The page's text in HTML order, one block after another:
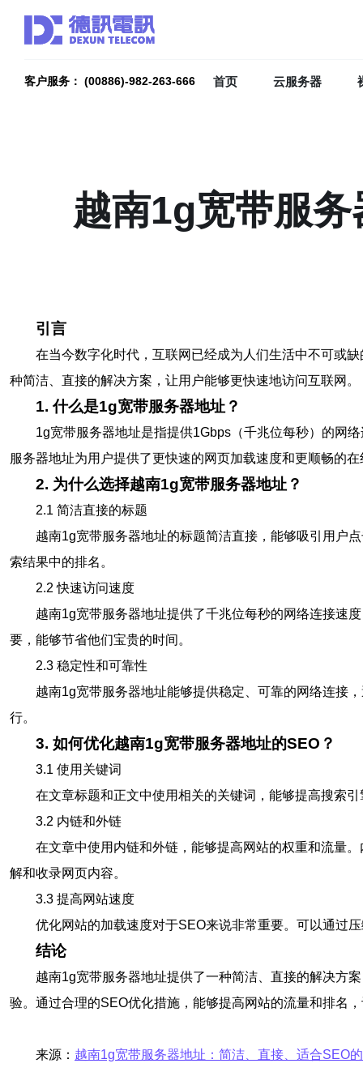
客户服务： (00886)-982-263-666 首页 云服务器
越南1g宽带服
引言
在当今数字化时代，互联网已经成为人们生活中不可或
种简洁、直接的解决方案，让用户能够更快速地访问互联网。
1. 什么是1g宽带服务器地址？
1g宽带服务器地址是指提供1Gbps（千兆位每秒）的网
服务器地址为用户提供了更快速的网页加载速度和更顺畅的
2. 为什么选择越南1g宽带服务器地址？
2.1 简洁直接的标题
越南1g宽带服务器地址的标题简洁直接，能够吸引用户
索结果中的排名。
2.2 快速访问速度
越南1g宽带服务器地址提供了千兆位每秒的网络连接速
要，能够节省他们宝贵的时间。
2.3 稳定性和可靠性
越南1g宽带服务器地址能够提供稳定、可靠的网络连接
行。
3. 如何优化越南1g宽带服务器地址的SEO？
3.1 使用关键词
在文章标题和正文中使用相关的关键词，能够提高搜索
3.2 内链和外链
在文章中使用内链和外链，能够提高网站的权重和流量
解和收录网页内容。
3.3 提高网站速度
优化网站的加载速度对于SEO来说非常重要。可以通过
结论
越南1g宽带服务器地址提供了一种简洁、直接的解决方
验。通过合理的SEO优化措施，能够提高网站的流量和排名
来源： 越南1g宽带服务器地址：简洁、直接、适合SEO